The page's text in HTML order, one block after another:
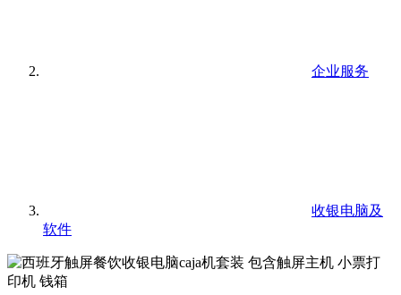
企业服务
收银电脑及
软件